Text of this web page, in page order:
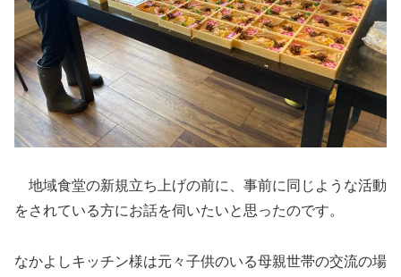
地域食堂の新規立ち上げの前に、事前に同じような活動
をされている方にお話を伺いたいと思ったのです。
なかよしキッチン様は元々子供のいる母親世帯の交流の場